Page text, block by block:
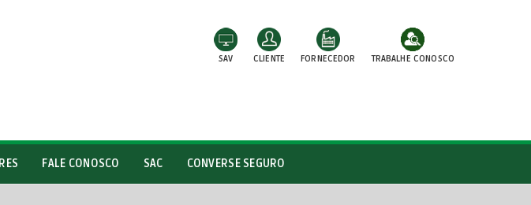
SAV CLIENTE FORNECEDOR TRABALHE CONOSCO
FALE CONOSCO SAC CONVERSE SEGURO